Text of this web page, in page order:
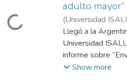
Loading...
adulto mayor”
(Universidad
Sylvia
Llegó a la
Universidad
informe sobre
XXI: Una
Show more